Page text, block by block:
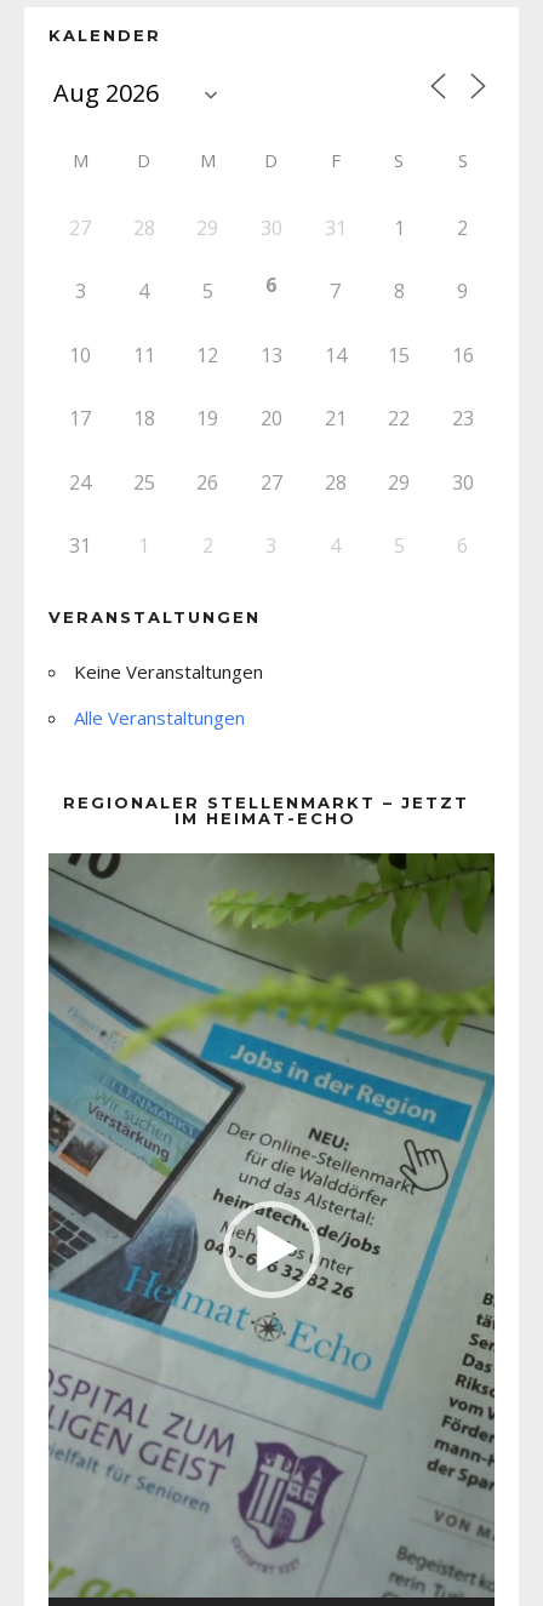
KALENDER
M D M D F S S
27 28 29 30 31 1 2
3 4 5 6 7 8 9
10 11 12 13 14 15 16
17 18 19 20 21 22 23
24 25 26 27 28 29 30
31 1 2 3 4 5 6
VERANSTALTUNGEN
Keine Veranstaltungen
Alle Veranstaltungen
REGIONALER STELLENMARKT – JETZT
IM HEIMAT-ECHO
Player